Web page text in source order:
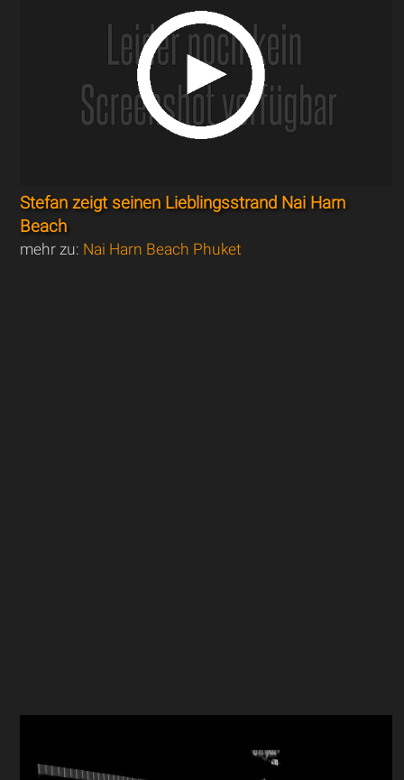
Stefan zeigt seinen Lieblingsstrand Nai Harn
Beach
mehr zu: Nai Harn Beach Phuket